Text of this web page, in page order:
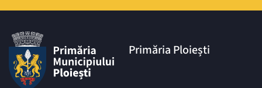
Primăria Ploiești